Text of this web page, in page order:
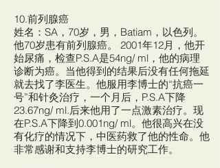
10.前列腺癌
姓名：SA，70岁，男，Batiam，以色列。
他70岁患有前列腺癌。 2001年12月，他开
始尿痛，检查P.S.A是54ng/ ml，他的病理
诊断为癌。当他得到的结果后没有任何拖延
就去找了李医生。他服用李博士的“抗癌一
号”和针灸治疗，一个月后，P.S.A下降
23.67ng/ ml.后来他用了一点激素治疗。现
在P.S.A下降到0.001ng/ ml。他很高兴在没
有化疗的情况下，中医药救了他的性命。他
非常感谢和支持李博士的研究工作。